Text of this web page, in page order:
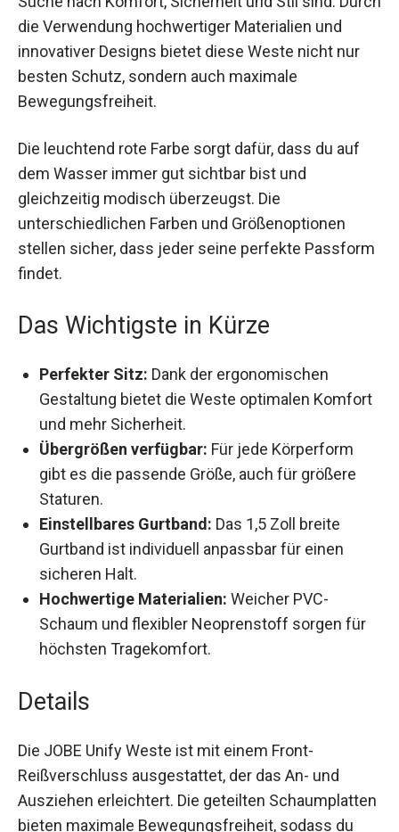
die Verwendung hochwertiger Materialien und
innovativer Designs bietet diese Weste nicht nur
besten Schutz, sondern auch maximale
Bewegungsfreiheit.
Die leuchtend rote Farbe sorgt dafür, dass du auf
dem Wasser immer gut sichtbar bist und
gleichzeitig modisch überzeugst. Die
unterschiedlichen Farben und Größenoptionen
stellen sicher, dass jeder seine perfekte Passform
findet.
Das Wichtigste in Kürze
Perfekter Sitz: Dank der ergonomischen
Gestaltung bietet die Weste optimalen Komfort
und mehr Sicherheit.
Übergrößen verfügbar: Für jede Körperform
gibt es die passende Größe, auch für größere
Staturen.
Einstellbares Gurtband: Das 1,5 Zoll breite
Gurtband ist individuell anpassbar für einen
sicheren Halt.
Hochwertige Materialien: Weicher PVC-
Schaum und flexibler Neoprenstoff sorgen für
höchsten Tragekomfort.
Details
Die JOBE Unify Weste ist mit einem Front-
Reißverschluss ausgestattet, der das An- und
Ausziehen erleichtert. Die geteilten Schaumplatten
bieten maximale Bewegungsfreiheit, sodass du